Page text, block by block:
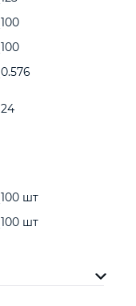
100
100
0.576
24
100 шт
100 шт